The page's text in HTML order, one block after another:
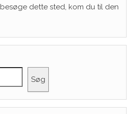
dette sted, kom du til den
Søg